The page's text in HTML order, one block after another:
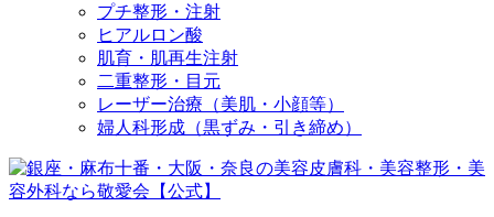
プチ整形・注射
ヒアルロン酸
肌育・肌再生注射
二重整形・目元
レーザー治療（美肌・小顔等）
婦人科形成（黒ずみ・引き締め）